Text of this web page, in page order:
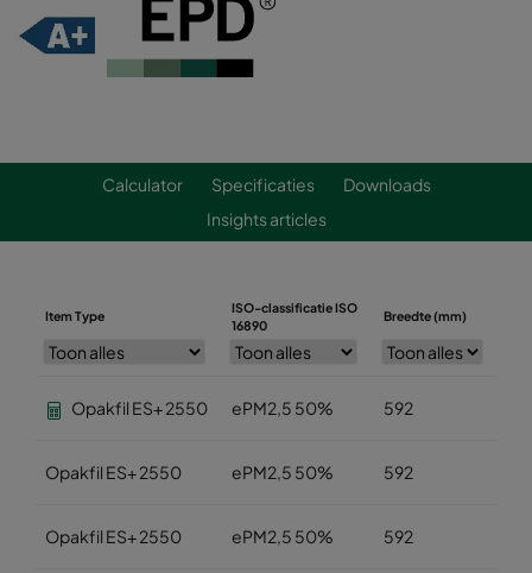
Calculator Specificaties
Downloads
Insights articles
Item Type
ISO-classificatie ISO
16890
Breedte (mm)
Opakfil ES+ 2550 ePM2,5 50% 592
Opakfil ES+ 2550 ePM2,5 50% 592
Opakfil ES+ 2550 ePM2,5 50% 592